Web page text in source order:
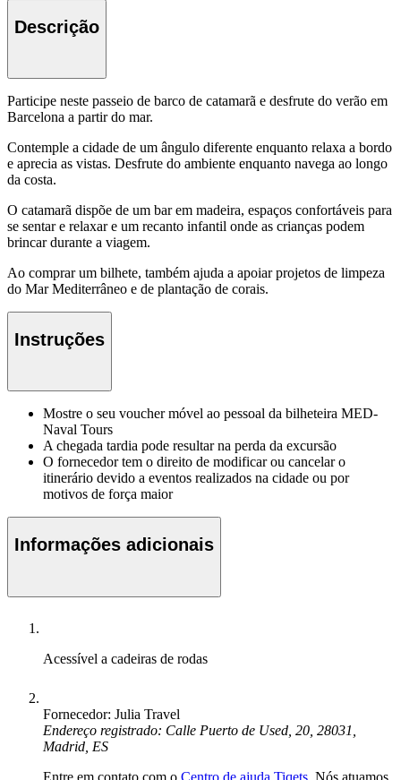
Descrição
Participe neste passeio de barco de catamarã e desfrute do verão em
Barcelona a partir do mar.
Contemple a cidade de um ângulo diferente enquanto relaxa a bordo
e aprecia as vistas. Desfrute do ambiente enquanto navega ao longo
da costa.
O catamarã dispõe de um bar em madeira, espaços confortáveis para
se sentar e relaxar e um recanto infantil onde as crianças podem
brincar durante a viagem.
Ao comprar um bilhete, também ajuda a apoiar projetos de limpeza
do Mar Mediterrâneo e de plantação de corais.
Instruções
Mostre o seu voucher móvel ao pessoal da bilheteira MED-
Naval Tours
A chegada tardia pode resultar na perda da excursão
O fornecedor tem o direito de modificar ou cancelar o
itinerário devido a eventos realizados na cidade ou por
motivos de força maior
Informações adicionais
Acessível a cadeiras de rodas
Fornecedor: Julia Travel
Endereço registrado: Calle Puerto de Used, 20, 28031,
Madrid, ES
Entre em contato com o Centro de ajuda Tiqets . Nós atuamos